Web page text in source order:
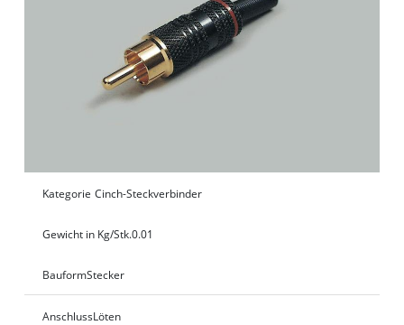
Kategorie Cinch-Steckverbinder
Gewicht in Kg/Stk.0.01
BauformStecker
AnschlussLöten